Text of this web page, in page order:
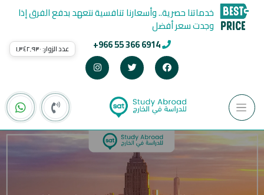
+966 55 366 6914
خدماتنا حصرية.. وأسعارنا تنافسية نتعهد بدفع الفرق إذا
وجدت سعر أفضل
عدد الزوار: ١٬٣٤٢٬٩٣٠